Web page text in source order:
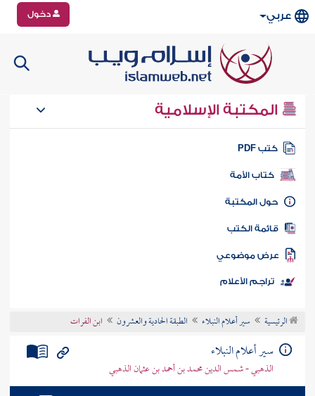
عربي دخول
المكتبة الإسلامية
كتب PDF
كتاب الأمة
المكتبة
الكتب
موضوعي
تراجم الأعلام
الرئيسية سير أعلام النبلاء الطبقة الحادية والعشرون ابن الفرات
سير أعلام النبلاء
الذهبي - شمس الدين محمد بن أحمد بن عثمان الذهبي